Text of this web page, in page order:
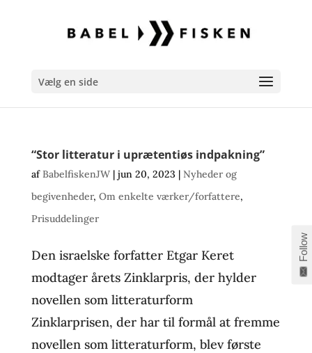
Vælg en side
“Stor litteratur i uprætentiøs indpakning”
afBabelfiskenJW| jun 20, 2023| Nyheder og
begivenheder, Om enkelte værker/forfattere,
Prisuddelinger
Den israelske forfatter Etgar Keret
modtager årets Zinklarpris, der hylder
novellen som litteraturform
Zinklarprisen, der har til formål at fremme
novellen som litteraturform, blev første
Follow